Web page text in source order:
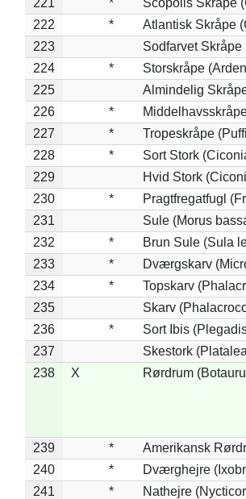
222
*
Atlantisk Skråpe
223
Sodfarvet
224
*
Storskråpe
225
Almindelig
226
*
227
*
Tropeskråpe
228
*
Sort Stork
229
Hvid Stork
230
*
Pragtfregatfugl
231
Sule (Morus
232
*
Brun Sule (Sula
233
*
Dværgskarv
234
*
Topskarv
235
Skarv
236
*
Sort Ibis
237
Skestork
238
X Rørdrum
239 *
Amerikansk
240
*
Dværghejre
241
*
Nathejre